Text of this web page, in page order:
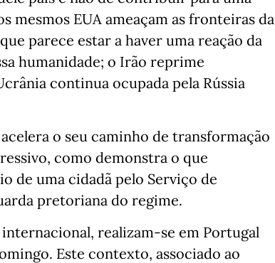
mesmos EUA ameaçam as fronteiras da
parece estar a haver uma reação da
humanidade; o Irão reprime
continua ocupada pela Rússia
o seu caminho de transformação
como demonstra o que
de uma cidadã pelo Serviço de
pretoriana do regime.
realizam-se em Portugal
Este contexto, associado ao